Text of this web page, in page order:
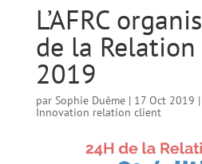
L’AFRC
de la
2019
par Sophie Duême| 17 Oct 2019 |
Innovation relation client